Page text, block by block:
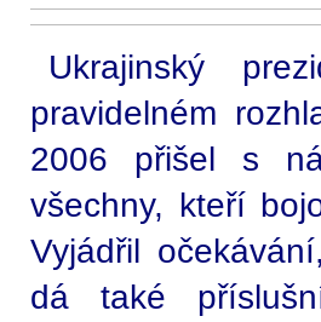
Ukrajinský
pravidelném
2006 přišel s
všechny, kteří
Vyjádřil
dá také